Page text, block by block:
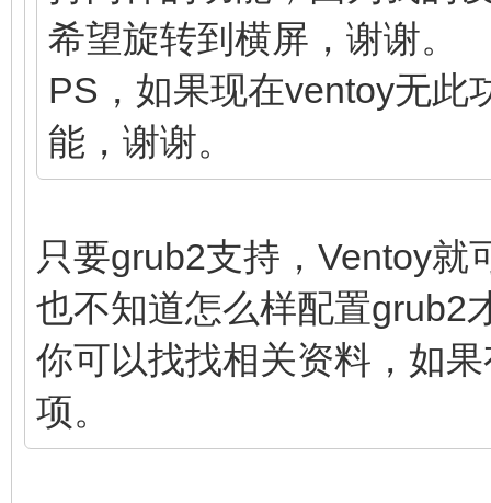
希望旋转到横屏，谢谢。
PS，如果现在ventoy无此
能，谢谢。
只要grub2支持，Ventoy
也不知道怎么样配置grub2
你可以找找相关资料，如
项。